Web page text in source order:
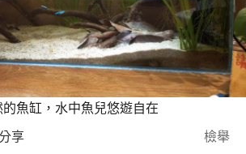
魚缸，水中魚兒悠遊自在
享 檢舉